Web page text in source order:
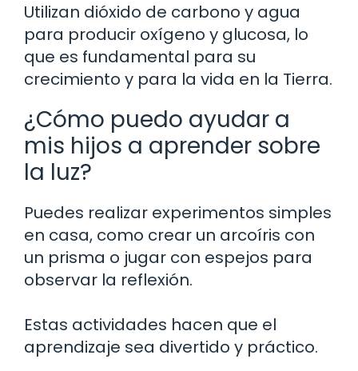
Utilizan dióxido de carbono y agua
para producir oxígeno y glucosa, lo
que es fundamental para su
crecimiento y para la vida en la Tierra.
¿Cómo puedo ayudar a
mis hijos a aprender sobre
la luz?
Puedes realizar experimentos simples
en casa, como crear un arcoíris con
un prisma o jugar con espejos para
observar la reflexión.
Estas actividades hacen que el
aprendizaje sea divertido y práctico.